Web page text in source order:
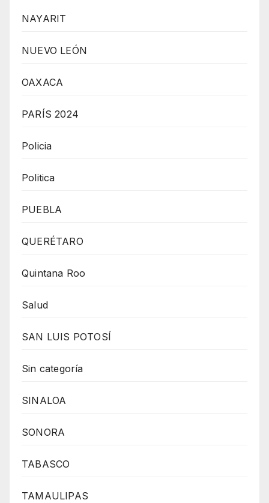
NAYARIT
NUEVO LEÓN
OAXACA
PARÍS 2024
Policia
Politica
PUEBLA
QUERÉTARO
Quintana Roo
Salud
SAN LUIS POTOSÍ
Sin categoría
SINALOA
SONORA
TABASCO
TAMAULIPAS